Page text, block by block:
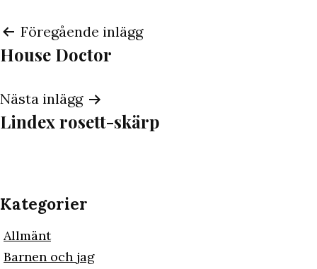
Inläggsnavigering
Föregående inlägg
House Doctor
Nästa inlägg
Lindex rosett-skärp
Kategorier
Allmänt
Barnen och jag